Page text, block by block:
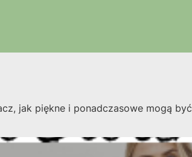
jak piękne i ponadczasowe mogą